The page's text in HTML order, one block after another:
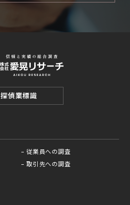
探偵業標識
従業員への調査
取引先への調査